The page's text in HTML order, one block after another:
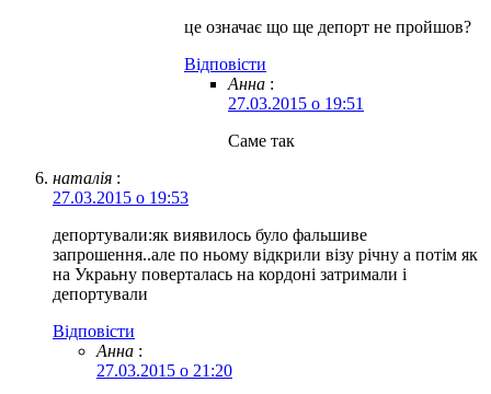
це означає що ще депорт не пройшов?
Відповіcти
Анна :
27.03.2015 о 19:51
Саме так
наталія :
27.03.2015 о 19:53
депортували:як виявилось було фальшиве
запрошення..але по ньому відкрили візу річну а потім як
на Украьну поверталась на кордоні затримали і
депортували
Відповіcти
Анна :
27.03.2015 о 21:20